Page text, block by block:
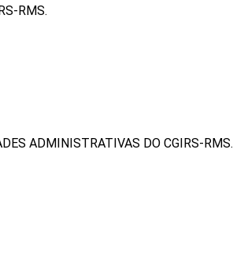
RMS.
ADMINISTRATIVAS DO CGIRS-RMS.